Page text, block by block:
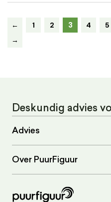
← 1 2 3 4 5
→
Deskundig advies
Advies
Over PuurFiguur